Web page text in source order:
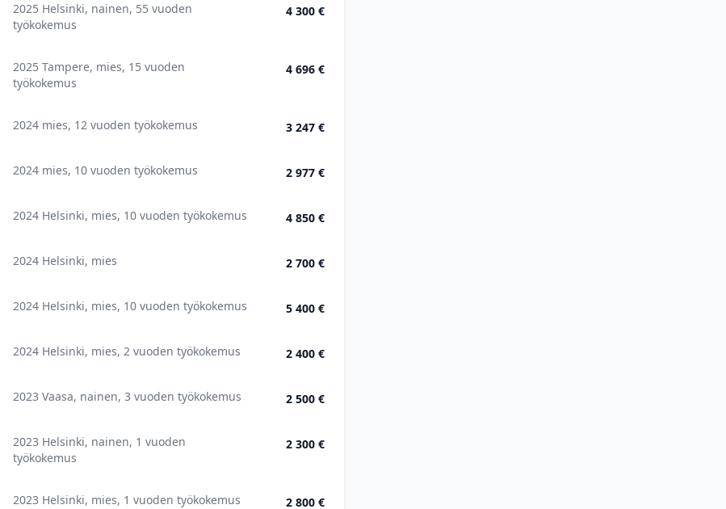
2025 Helsinki, nainen, 55 vuoden
työkokemus
4 300 €
2025 Tampere, mies, 15 vuoden
työkokemus
4 696 €
2024 mies, 12 vuoden työkokemus 3 247 €
2024 mies, 10 vuoden työkokemus 2 977 €
2024 Helsinki, mies, 10 vuoden työkokemus 4 850 €
2024 Helsinki, mies 2 700 €
2024 Helsinki, mies, 10 vuoden työkokemus 5 400 €
2024 Helsinki, mies, 2 vuoden työkokemus 2 400 €
2023 Vaasa, nainen, 3 vuoden työkokemus 2 500 €
2023 Helsinki, nainen, 1 vuoden
työkokemus
2 300 €
2023 Helsinki, mies, 1 vuoden työkokemus 2 800 €